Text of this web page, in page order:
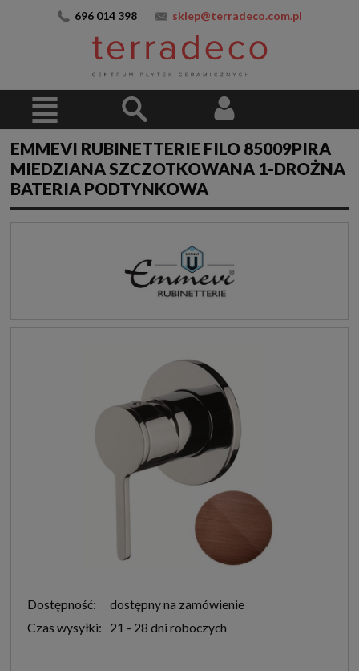
696 014 398 sklep@terradeco.com.pl
EMMEVI RUBINETTERIE FILO 85009PIRA
MIEDZIANA SZCZOTKOWANA 1-DROŻNA
BATERIA PODTYNKOWA
Dostępność:
dostępny na zamówienie
Czas wysyłki:
21 - 28 dni roboczych